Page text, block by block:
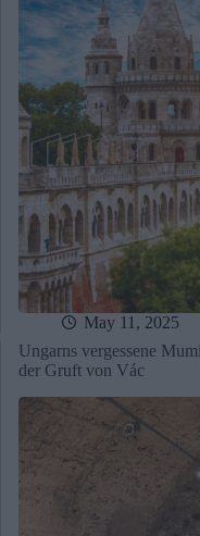
May 11, 2025
Ungarns vergessene
der Gruft von Vác